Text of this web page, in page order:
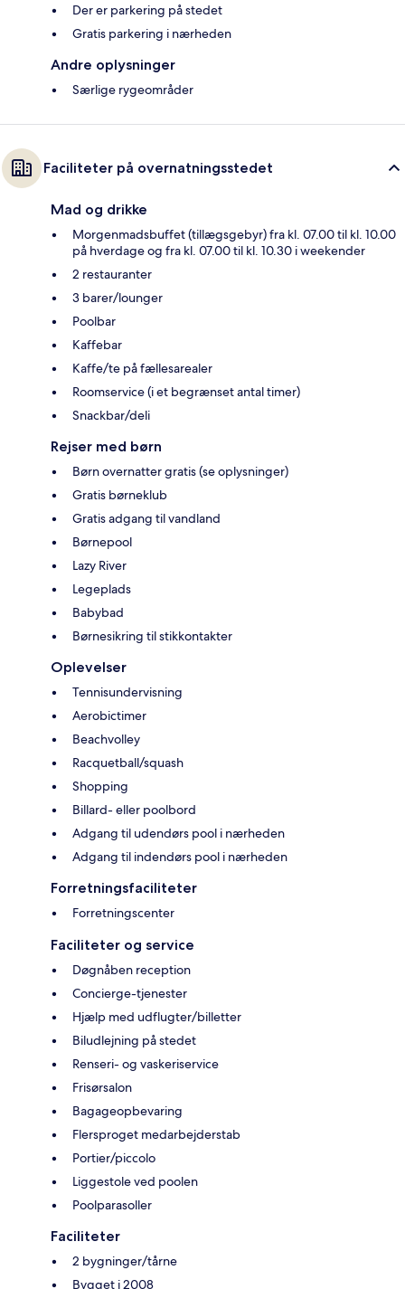
Der er parkering på stedet
Gratis parkering i nærheden
Andre oplysninger
Særlige rygeområder
Faciliteter på overnatningsstedet
Mad og drikke
Morgenmadsbuffet (tillægsgebyr) fra kl. 07.00 til kl. 10.00
på hverdage og fra kl. 07.00 til kl. 10.30 i weekender
2 restauranter
3 barer/lounger
Poolbar
Kaffebar
Kaffe/te på fællesarealer
Roomservice (i et begrænset antal timer)
Snackbar/deli
Rejser med børn
Børn overnatter gratis (se oplysninger)
Gratis børneklub
Gratis adgang til vandland
Børnepool
Lazy River
Legeplads
Babybad
Børnesikring til stikkontakter
Oplevelser
Tennisundervisning
Aerobictimer
Beachvolley
Racquetball/squash
Shopping
Billard- eller poolbord
Adgang til udendørs pool i nærheden
Adgang til indendørs pool i nærheden
Forretningsfaciliteter
Forretningscenter
Faciliteter og service
Døgnåben reception
Concierge-tjenester
Hjælp med udflugter/billetter
Biludlejning på stedet
Renseri- og vaskeriservice
Frisørsalon
Bagageopbevaring
Flersproget medarbejderstab
Portier/piccolo
Liggestole ved poolen
Poolparasoller
Faciliteter
2 bygninger/tårne
Bygget i 2008